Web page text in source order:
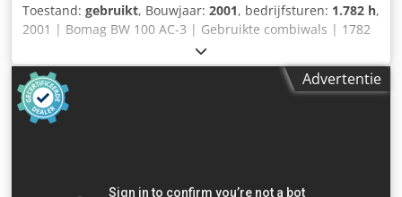
Toestand: gebruikt, Bouwjaar: 2001, bedrijfsturen: 1.782 h,
2001 | Bomag BW 100 AC-3 | Gebruikte combiwals | 1782
uur 📍 Locatie: Frankrijk 🚛 Levering mogelijk naar uw
bestemming – Gebruik onze verzendcalculator om
transportkosten te berekenen! 💰 Direct kopen voor EUR
6500 of doe een bod. Betaling bij levering mogelijk tegen
een voordelig tarief (onder voorbehoud van goedkeuring)*
Advertentie